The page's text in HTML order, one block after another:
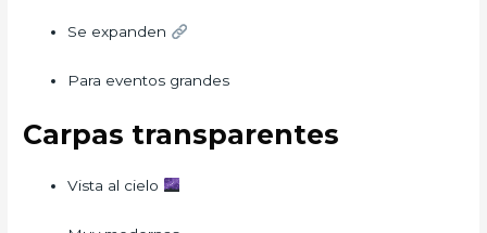
Se expanden
Para eventos grandes
Carpas transparentes
Vista al cielo